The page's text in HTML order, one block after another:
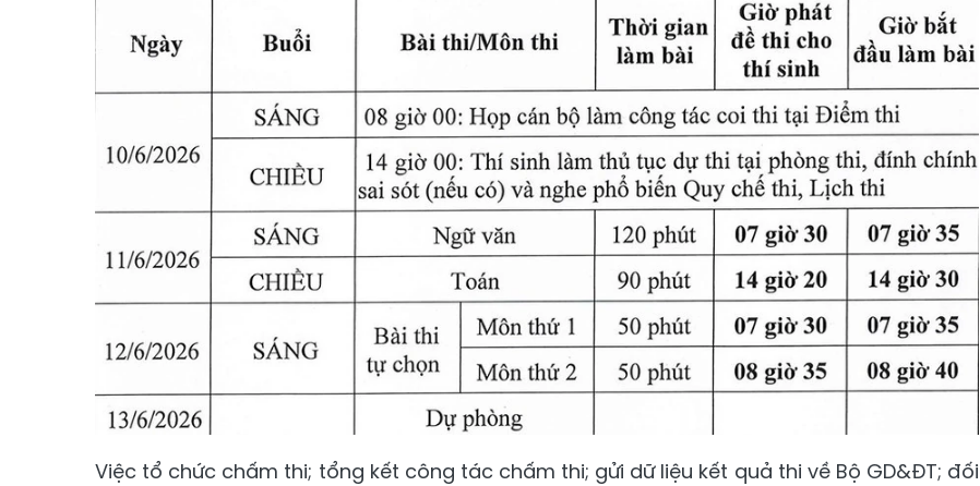
Việc tổ chức chấm thi; tổng kết công tác chấm thi; gửi dữ liệu kết quả thi về Bộ GD&ĐT; đối